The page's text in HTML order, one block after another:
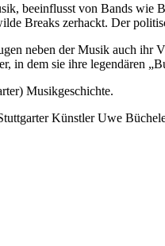
beeinflusst von Bands wie
Breaks zerhackt. Der
neben der Musik auch ihr
in dem sie ihre legendären
Musikgeschichte.
Künstler Uwe